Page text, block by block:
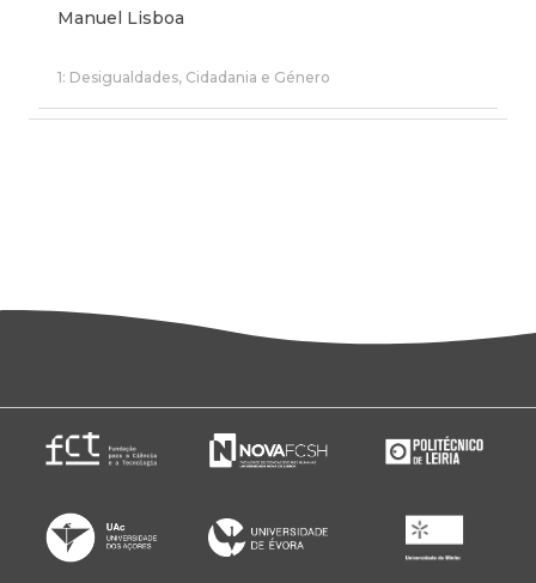
Manuel Lisboa
1: Desigualdades, Cidadania e Género